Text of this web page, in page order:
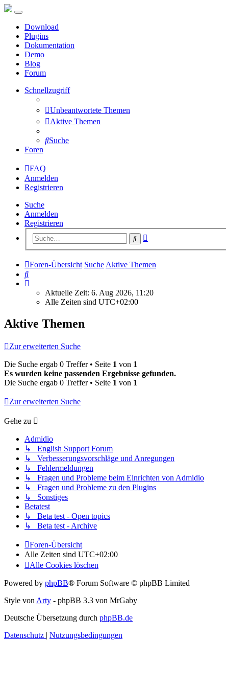
Download
Plugins
Dokumentation
Demo
Blog
Forum
Schnellzugriff
Unbeantwortete Themen
Aktive Themen
Suche
Foren
FAQ
Anmelden
Registrieren
Suche
Anmelden
Registrieren
Suche
Foren-Übersicht Suche Aktive Themen
Suche
Aktuelle Zeit: 6. Aug 2026, 11:20
Alle Zeiten sind UTC+02:00
Aktive Themen
Zur erweiterten Suche
Die Suche ergab 0 Treffer • Seite 1 von 1
Es wurden keine passenden Ergebnisse gefunden.
Die Suche ergab 0 Treffer • Seite 1 von 1
Zur erweiterten Suche
Gehe zu
Admidio
↳ English Support Forum
↳ Verbesserungsvorschläge und Anregungen
↳ Fehlermeldungen
↳ Fragen und Probleme beim Einrichten von Admidio
↳ Fragen und Probleme zu den Plugins
↳ Sonstiges
Betatest
↳ Beta test - Open topics
↳ Beta test - Archive
Foren-Übersicht
Alle Zeiten sind UTC+02:00
Alle Cookies löschen
Powered by phpBB® Forum Software © phpBB Limited
Style vonArty - phpBB 3.3 von MrGaby
Deutsche Übersetzung durch phpBB.de
Datenschutz | Nutzungsbedingungen